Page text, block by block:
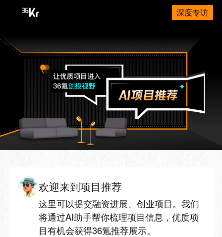
深度专访
欢迎来到项目推荐
这里可以提交融资进展、创业项目。我们
将通过AI助手帮你梳理项目信息，优质项
目有机会获得36氪推荐展示。